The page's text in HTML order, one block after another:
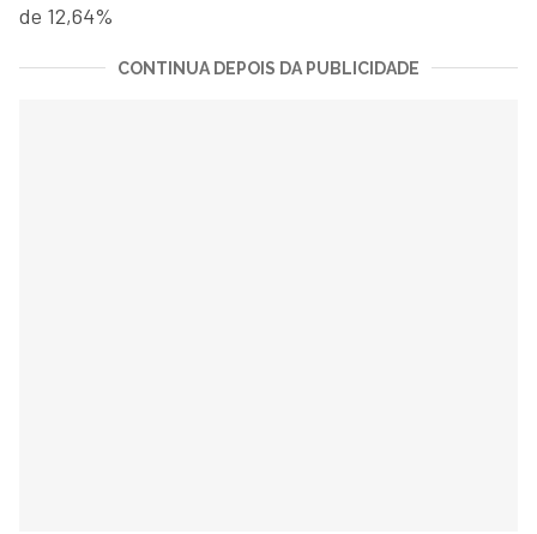
de 12,64%
CONTINUA DEPOIS DA PUBLICIDADE